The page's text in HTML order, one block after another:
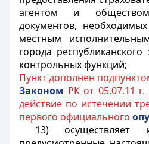
агентом и
документов,
местным
города
контрольных функций;
Пункт дополнен
Законом РК от 05.07.11
действие по истечении
первого официального
13) осуществляет